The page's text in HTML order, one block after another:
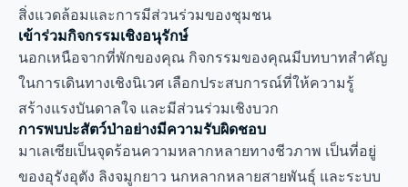
สิ่งแวดล้อมและการมีส่วนร่วมของชุมชน
เข้าร่วมกิจกรรมเชิงอนุรักษ์
นอกเหนือจากที่พักของคุณ กิจกรรมของคุณมีบทบาทสำคัญ
ในการเดินทางเชิงนิเวศ เลือกประสบการณ์ที่ให้ความรู้
สร้างแรงบันดาลใจ และมีส่วนร่วมเชิงบวก
การพบปะสัตว์ป่าอย่างมีความรับผิดชอบ
มาเลเซียเป็นจุดร้อนความหลากหลายทางชีวภาพ เป็นที่อยู่
ของอุรังอุตัง ลิงจมูกยาว นกหลากหลายสายพันธุ์ และระบบ